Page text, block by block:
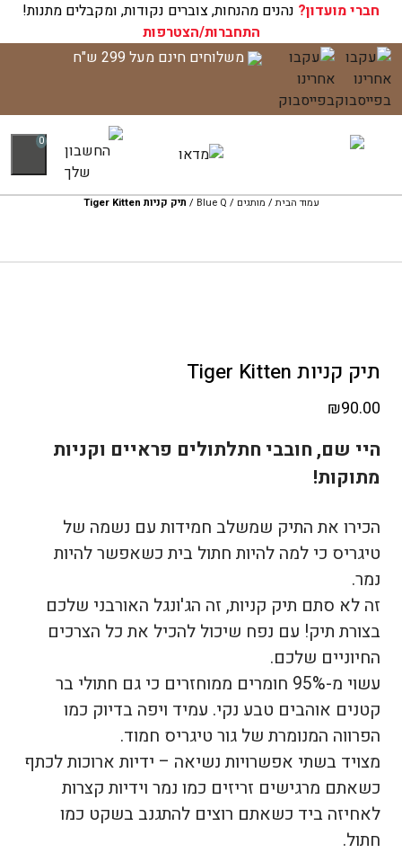
חברי מועדון? נהנים מהנחות, צוברים נקודות, ומקבלים מתנות!
התחברות/הצטרפות
דלג
לתוכן
משלוחים חינם מעל 299 ש"ח
0
עגלת הקניות שלך ריקה כעת!
עמוד הבית/ מותגים /
Blue Q
/ תיק קניות Tiger Kitten
תיק קניות Tiger Kitten
₪90.00
היי שם, חובבי חתלתולים פראיים וקניות
מתוקות! ️
הכירו את התיק שמשלב חמידות עם נשמה של
טיגריס כי למה להיות חתול בית כשאפשר להיות
נמר.
זה לא סתם תיק קניות, זה הג'ונגל האורבני שלכם
בצורת תיק! עם נפח שיכול להכיל את כל הצרכים
החיוניים שלכם.
עשוי מ-95% חומרים ממוחזרים כי גם חתולי בר
קטנים אוהבים טבע נקי. עמיד ויפה בדיוק כמו
הפרווה המנומרת של גור טיגריס חמוד.
מצויד בשתי אפשרויות נשיאה – ידיות ארוכות לכתף
כשאתם מרגישים זריזים כמו נמר וידיות קצרות
לאחיזה ביד כשאתם רוצים להתגנב בשקט כמו
חתול.